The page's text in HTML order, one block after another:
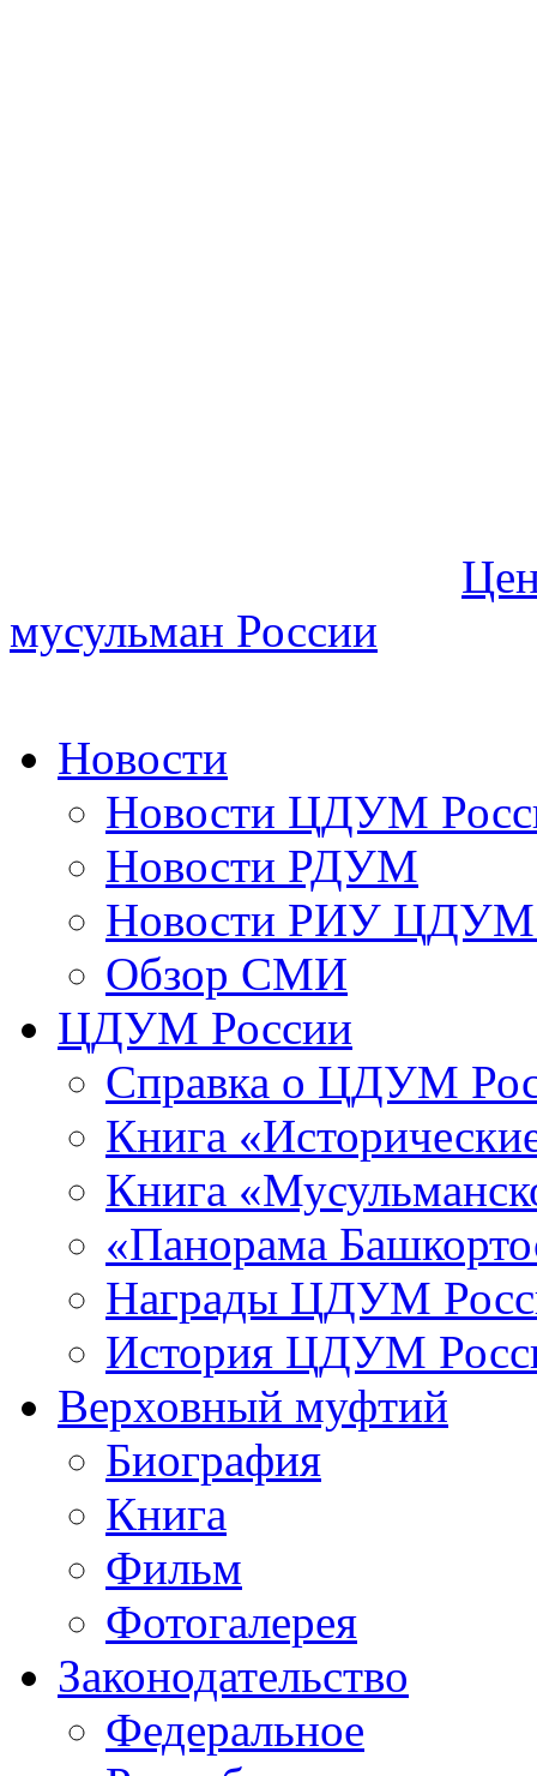
мусульман России
Новости
Новости ЦДУМ
Новости РДУМ
Новости РИУ ЦДУМ
Обзор СМИ
ЦДУМ России
Справка о ЦДУМ
Книга
Книга
«Панорама
Награды ЦДУМ
История ЦДУМ
Верховный муфтий
Биография
Книга
Фильм
Фотогалерея
Законодательство
Федеральное